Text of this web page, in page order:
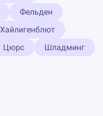
Фельден
Хайлигенблют
Цюрс
Шладминг